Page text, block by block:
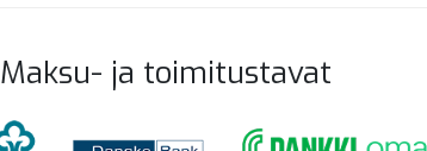
Maksu- ja toimitustavat